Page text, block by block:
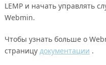
LEMP и начать управлять
Webmin.
Чтобы узнать больше о
страницу документации .